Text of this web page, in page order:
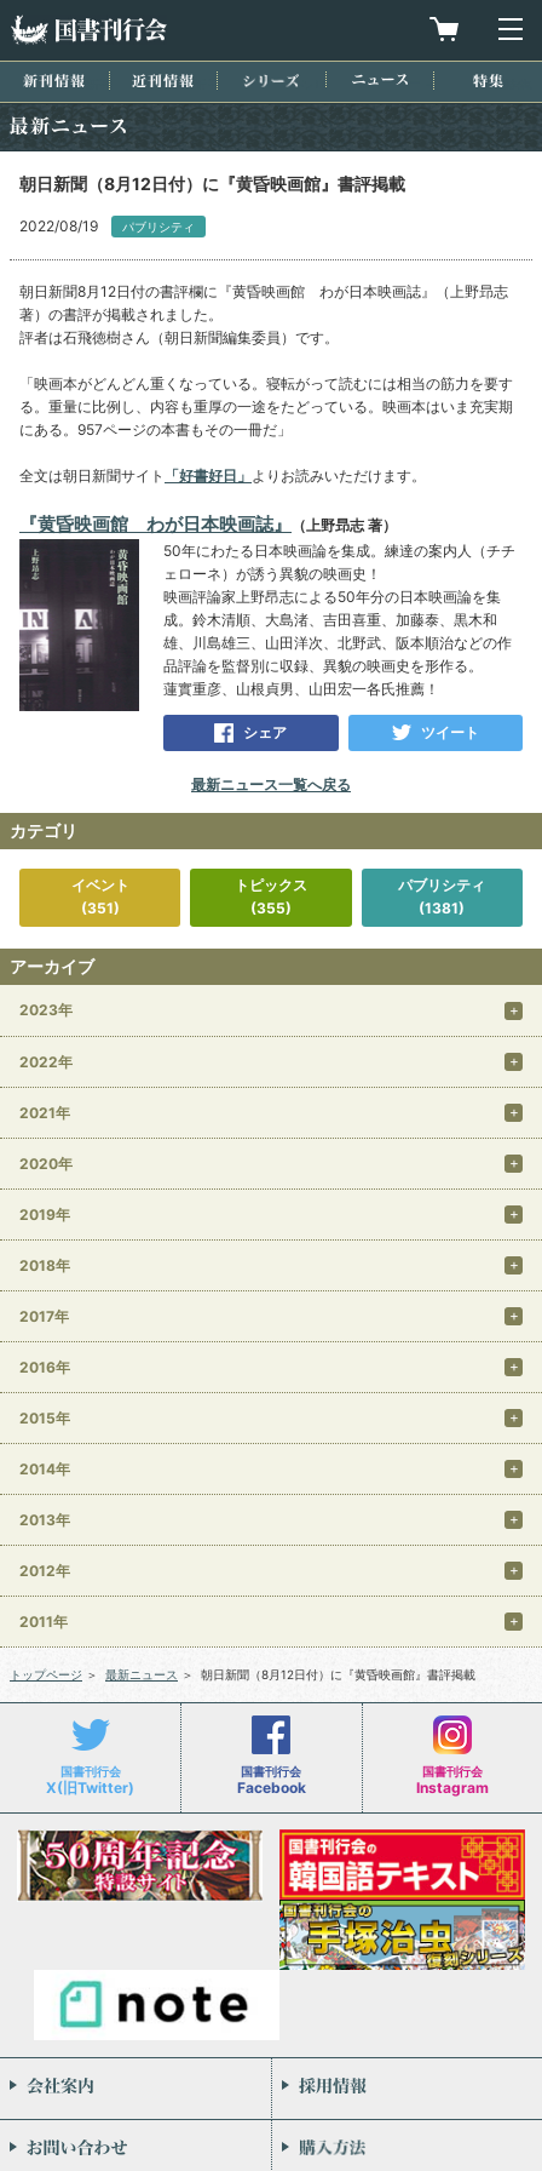
買物カゴを
新刊情報 近刊情報 シリーズ ニュース
朝日新聞（8月12日付）に『黄昏映画館』書評掲載
2022/08/19 パブリシティ
朝日新聞8月12日付の書評欄に『黄昏映画館 わが日本映画誌』（上野昻志
著）の書評が掲載されました。
評者は石飛徳樹さん（朝日新聞編集委員）です。
「映画本がどんどん重くなっている。寝転がって読むには相当の筋力を要す
る。重量に比例し、内容も重厚の一途をたどっている。映画本はいま充実期
にある。957ページの本書もその一冊だ」
全文は朝日新聞サイト 「好書好日」 よりお読みいただけます。
『黄昏映画館 わが日本映画誌』
（上野昻志 著）
50年にわたる日本映画論を集成。練達の案内人（チチ
ェローネ）が誘う異貌の映画史！
映画評論家上野昂志による50年分の日本映画論を集
成。鈴木清順、大島渚、吉田喜重、加藤泰、黒木和
雄、川島雄三、山田洋次、北野武、阪本順治などの作
品評論を監督別に収録、異貌の映画史を形作る。
蓮實重彦、山根貞男、山田宏一各氏推薦！
シェア ツイート
最新ニュース一覧へ戻る
カテゴリ
イベント
(351)
トピックス
(355)
パブリシティ
(1381)
アーカイブ
2023年
2022年
2021年
2020年
2019年
2018年
2017年
2016年
2015年
2014年
2013年
2012年
2011年
トップページ ＞ 最新ニュース ＞ 朝日新聞（8月12日付）に『黄昏映画館』書評掲載
国書刊行会
X(旧Twitter)
国書刊行会
Facebook
国書刊行会
Instagram
会社案内
お問い合わせ